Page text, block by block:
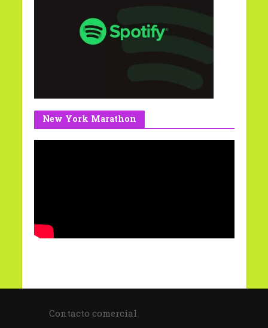
New York Marathon
Contacto comercial